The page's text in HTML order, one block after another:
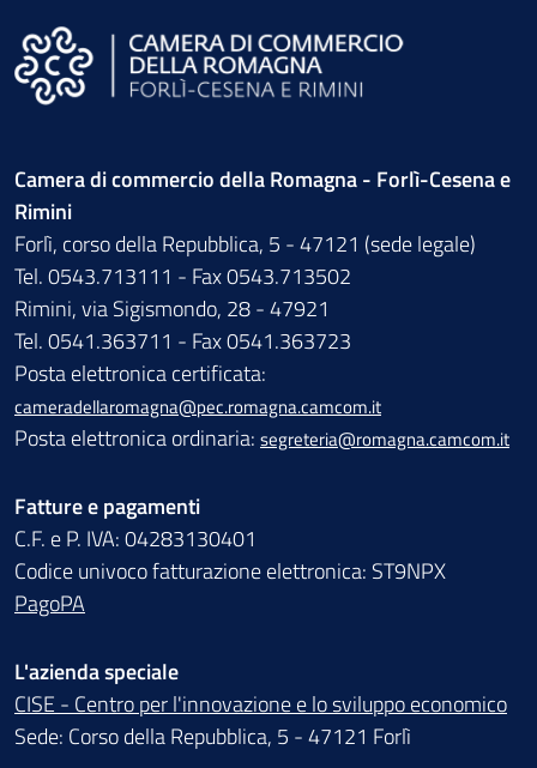
Camera di commercio della Romagna - Forlì-Cesena e
Rimini
Forlì, corso della Repubblica, 5 - 47121 (sede legale)
Tel. 0543.713111 - Fax 0543.713502
Rimini, via Sigismondo, 28 - 47921
Tel. 0541.363711 - Fax 0541.363723
Posta elettronica certificata:
cameradellaromagna@pec.romagna.camcom.it
Posta elettronica ordinaria: segreteria@romagna.camcom.it
Fatture e pagamenti
C.F. e P. IVA: 04283130401
Codice univoco fatturazione elettronica: ST9NPX
PagoPA
L'azienda speciale
CISE - Centro per l'innovazione e lo sviluppo economico
Sede: Corso della Repubblica, 5 - 47121 Forlì